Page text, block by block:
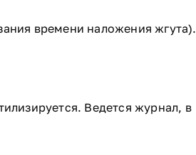
времени наложения жгута).
Ведется журнал, в